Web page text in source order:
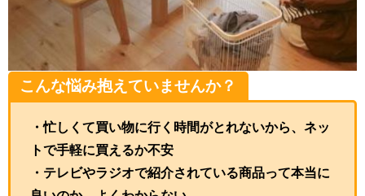
こんな悩み抱えていませんか？
・忙しくて買い物に行く時間がとれないから、ネッ
トで手軽に買えるか不安
・テレビやラジオで紹介されている商品って本当に